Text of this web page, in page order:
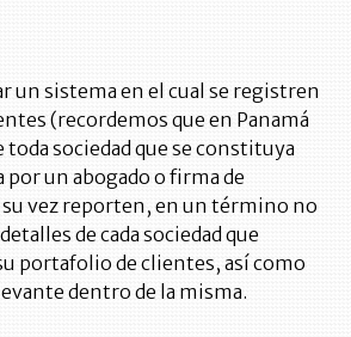
un sistema en el cual se registren
(recordemos que en Panamá
sociedad que se constituya
un abogado o firma de
su vez reporten, en un término no
de cada sociedad que
portafolio de clientes, así como
dentro de la misma.